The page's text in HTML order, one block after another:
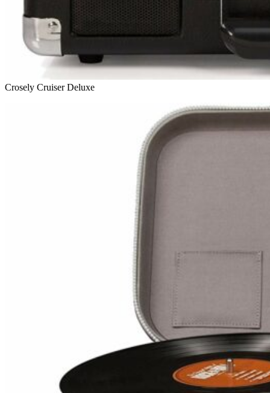
Crosely Cruiser Deluxe